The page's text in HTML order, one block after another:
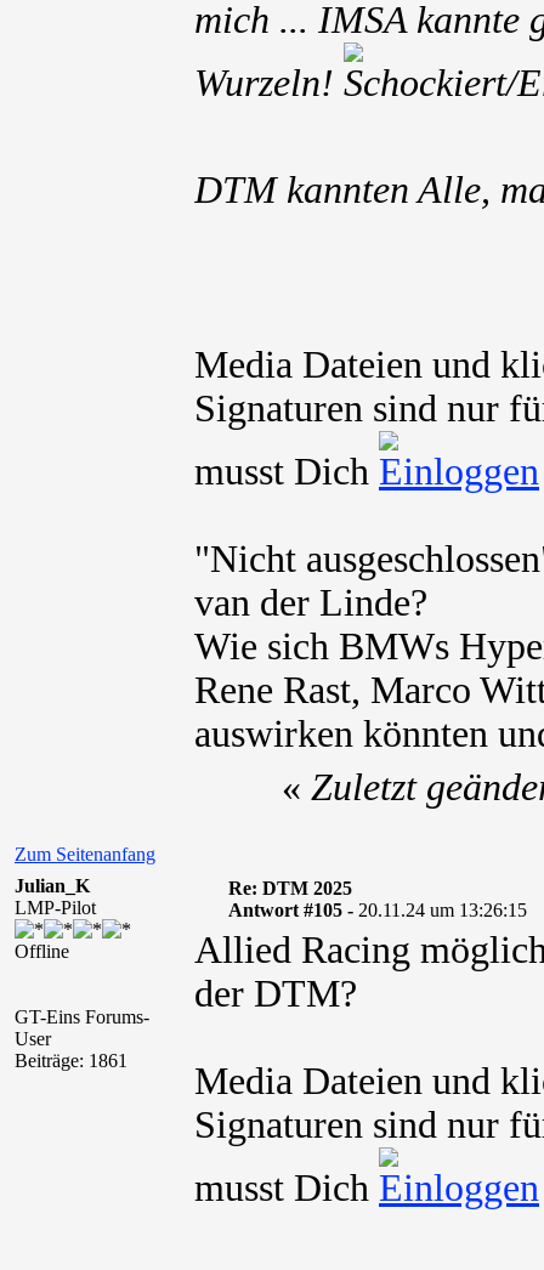
mich ... IMSA kannte
Wurzeln!
DTM kannten Alle,
Media Dateien und
Signaturen sind nur
musst Dich
"Nicht
van der Linde?
Wie sich BMWs
Rene Rast, Marco
auswirken könnten
Zum Seitenanfang
« Zuletzt
Julian_K
LMP-Pilot
Offline
GT-Eins Forums-
User
Beiträge: 1861
Re: DTM 2025
Antwort #105 - 20.11.24 um 13:26:15
Allied Racing
der DTM?
Media Dateien und
Signaturen sind nur
musst Dich